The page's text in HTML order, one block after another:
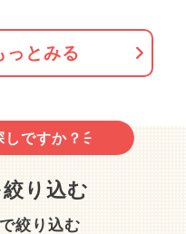
っとみる
しですか？
り込む
絞り込む